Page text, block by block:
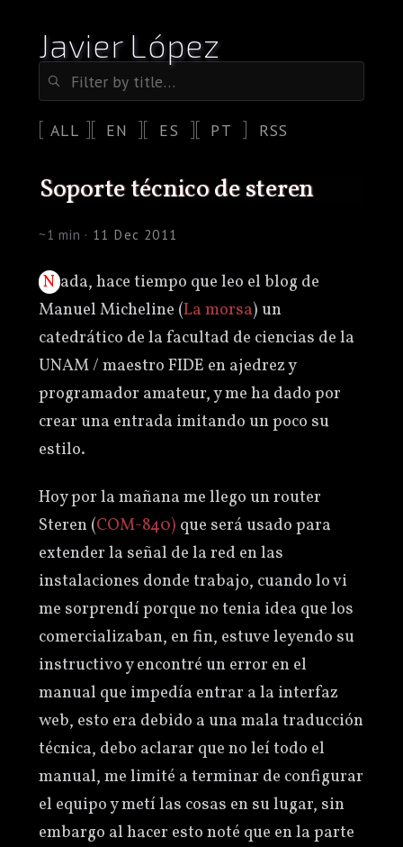
Javier López
ALL EN ES PT RSS
soporte técnico de steren
~1 min · 11 Dec 2011
Nada, hace tiempo que leo el blog de
Manuel Micheline (La morsa) un
catedrático de la facultad de ciencias de la
UNAM / maestro FIDE en ajedrez y
programador amateur, y me ha dado por
crear una entrada imitando un poco su
estilo.
Hoy por la mañana me llego un router
Steren (COM-840) que será usado para
extender la señal de la red en las
instalaciones donde trabajo, cuando lo vi
me sorprendí porque no tenia idea que los
comercializaban, en fin, estuve leyendo su
instructivo y encontré un error en el
manual que impedía entrar a la interfaz
web, esto era debido a una mala traducción
técnica, debo aclarar que no leí todo el
manual, me limité a terminar de configurar
el equipo y metí las cosas en su lugar, sin
embargo al hacer esto noté que en la parte